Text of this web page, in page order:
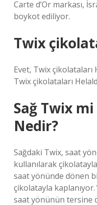
Carte d’Or markası,
boykot ediliyor.
Twix
Evet, Twix çikolataları
Twix çikolataları
Sağ Twix
Nedir?
Sağdaki Twix, saat
kullanılarak
saat yönünde dönen
çikolatayla
saat yönünün tersine